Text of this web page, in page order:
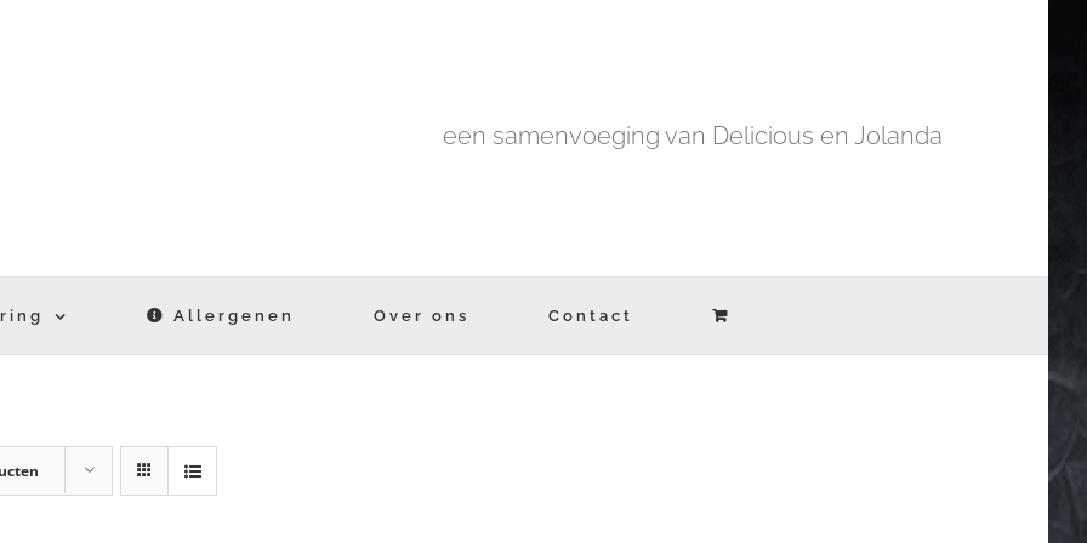
een samenvoeging van Delicious en Jolanda
Allergenen Over ons Contact